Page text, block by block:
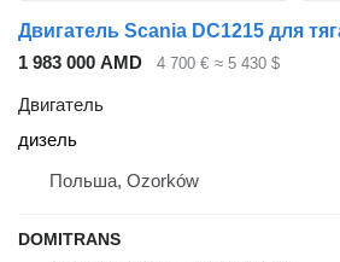
Двигатель Scania DC1215 для
1 983 000 AMD
4 700 € ≈ 5 430 $
Двигатель
дизель
Польша, Ozorków
DOMITRANS